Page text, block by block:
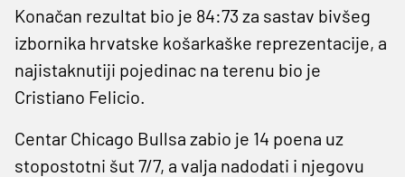
Konačan rezultat bio je 84:73 za sastav bivšeg
izbornika hrvatske košarkaške reprezentacije, a
najistaknutiji pojedinac na terenu bio je
Cristiano Felicio.
Centar Chicago Bullsa zabio je 14 poena uz
stopostotni šut 7/7, a valja nadodati i njegovu